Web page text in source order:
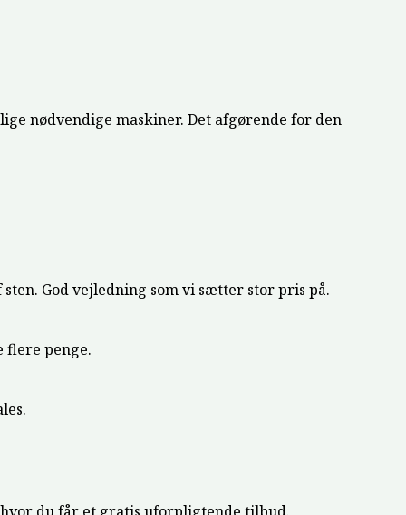
nødvendige maskiner. Det afgørende for den
God vejledning som vi sætter stor pris på.
flere penge.